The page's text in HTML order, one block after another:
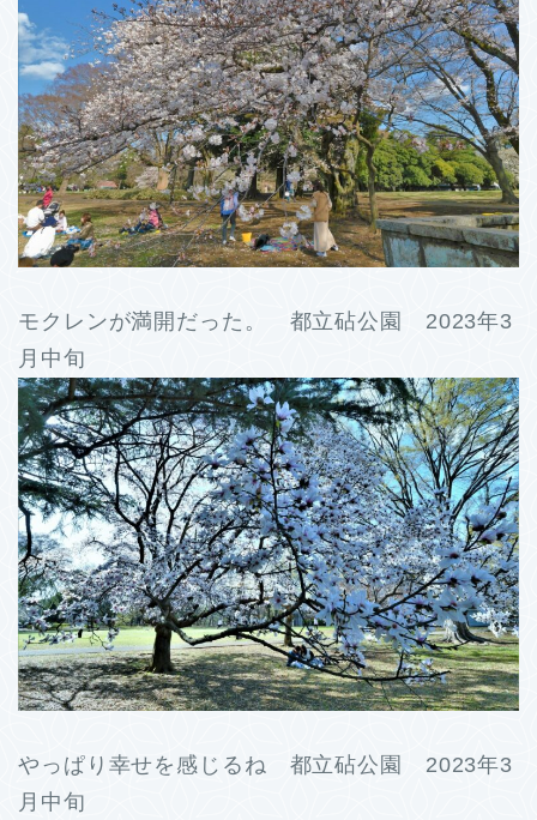
モクレンが満開だった。 都立砧公園 2023年3
月中旬
やっぱり幸せを感じるね 都立砧公園 2023年3
月中旬